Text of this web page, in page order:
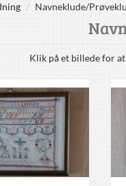
Navneklude/
Klik på et billede for